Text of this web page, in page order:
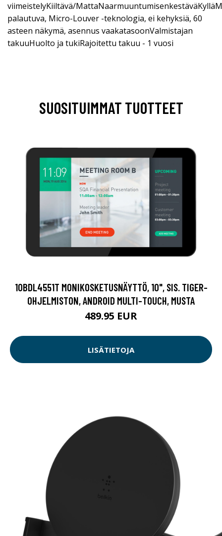
viimeistelyKiiltävä/
palautuva, Micro-Louver -teknologia, ei kehyksiä, 60
asteen näkymä, asennus vaakatasoonValmistajan
takuuHuolto ja tukiRajoitettu takuu - 1 vuosi
SUOSITUIMMAT TUOTTEET
10BDL4551T MONIKOSKETUSNÄYTTÖ, 10", SIS. TIGER-
OHJELMISTON, ANDROID MULTI-TOUCH, MUSTA
489.95 EUR
LISÄTIETOJA